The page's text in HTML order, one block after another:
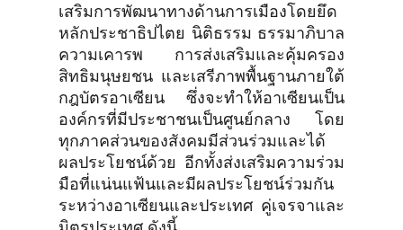
เสริมการพัฒนาทางด้านการเมืองโดยยึด
หลักประชาธิปไตย นิติธรรม ธรรมาภิบาล
ความเคารพ การส่งเสริมและคุ้มครอง
สิทธิมนุษยชน และเสรีภาพพื้นฐานภายใต้
กฎบัตรอาเซียน ซึ่งจะทำให้อาเซียนเป็น
องค์กรที่มีประชาชนเป็นศูนย์กลาง โดย
ทุกภาคส่วนของสังคมมีส่วนร่วมและได้
ผลประโยชน์ด้วย อีกทั้งส่งเสริมความร่วม
มือที่แน่นแฟ้นและมีผลประโยชน์ร่วมกัน
ระหว่างอาเซียนและประเทศ คู่เจรจาและ